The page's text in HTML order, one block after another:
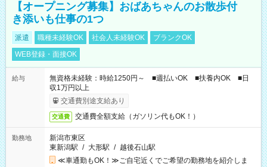
【オープニング募集】おばあちゃんのお散歩付
き添いも仕事の1つ
派遣 職種未経験OK 社会人未経験OK
ブランクOK
WEB登録・面接OK
給与
無資格未経験：時給1250円～ ■週払いOK ■扶養内OK ■日
収1万円以上
交通費別途支給あり
交通費 交通費全額支給（ガソリン代もOK！）
勤務地
新潟市東区
東新潟駅 / 大形駅 / 越後石山駅
≪車通勤もOK！≫ご自宅近くでご希望の勤務地を紹介しま